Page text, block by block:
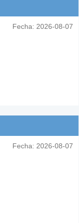
Fecha: 2026-08-07
Fecha: 2026-08-07